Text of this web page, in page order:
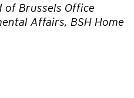
of Brussels Office
Affairs, BSH Home